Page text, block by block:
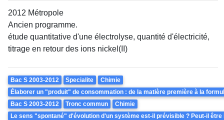
2012 Métropole
Ancien programme.
étude quantitative d'une électrolyse, quantité d'électricité,
titrage en retour des ions nickel(II)
Theme
Bac S 2003-2012 Specialite
Chimie
Élaborer un "produit" de consommation : de la matière première à la
Bac S 2003-2012
Tronc commun
Chimie
Le sens "spontané" d'évolution d'un système est-il prévisible ? Peut-il être